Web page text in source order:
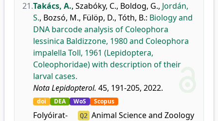
21.Takács, A., Szabóky, C., Boldog, G., Jordán,
S., Bozsó, M., Fülöp, D., Tóth, B.: Biology and
DNA barcode analysis of Coleophora
lessinica Baldizzone, 1980 and Coleophora
impalella Toll, 1961 (Lepidoptera,
Coleophoridae) with description of their
larval cases.
Nota Lepidopterol. 45, 191-205, 2022.
doi DEA WoS Scopus
Folyóirat-
Q2 Animal Science and Zoology